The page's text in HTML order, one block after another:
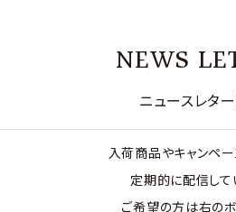
NEWS
ニュースレタ
入荷商品やキャンペ
定期的に配信して
ご希望の方は右の